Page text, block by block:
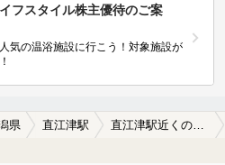
イフスタイル株主優待のご案
気の温浴施設に行こう！対象施設が
県 直江津駅 直江津駅近くの温泉宿・温泉旅館・ホテルおすすめ(2026年版)